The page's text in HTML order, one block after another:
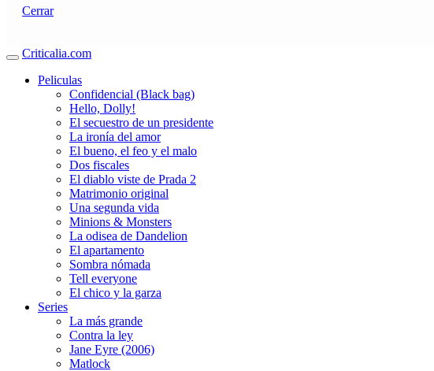
Cerrar
Criticalia.com
Peliculas
Confidencial (Black bag)
Hello, Dolly!
El secuestro de un presidente
La ironía del amor
El bueno, el feo y el malo
Dos fiscales
El diablo viste de Prada 2
Matrimonio original
Una segunda vida
Minions & Monsters
La odisea de Dandelion
El apartamento
Sombra nómada
Tell everyone
El chico y la garza
Series
La más grande
Contra la ley
Jane Eyre (2006)
Matlock